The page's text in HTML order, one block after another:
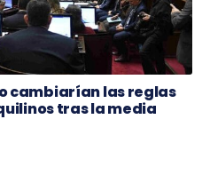
cambiarían las reglas
tras la media